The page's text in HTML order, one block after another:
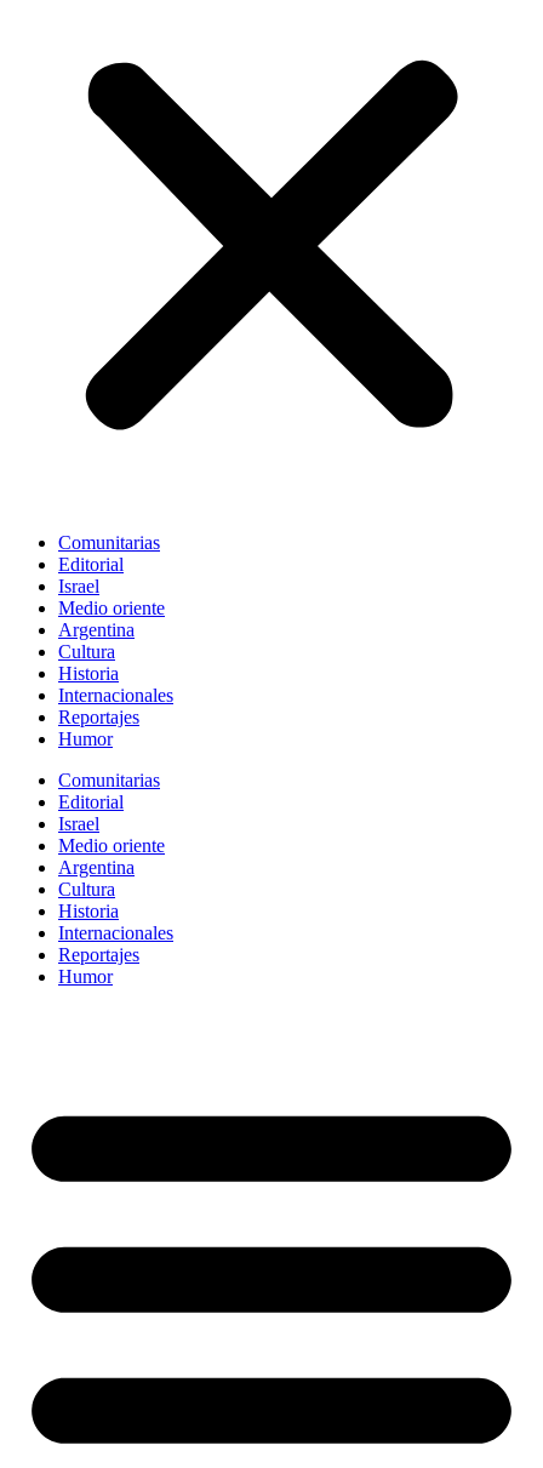
Comunitarias
Editorial
Israel
Medio oriente
Argentina
Cultura
Historia
Internacionales
Reportajes
Humor
Comunitarias
Editorial
Israel
Medio oriente
Argentina
Cultura
Historia
Internacionales
Reportajes
Humor